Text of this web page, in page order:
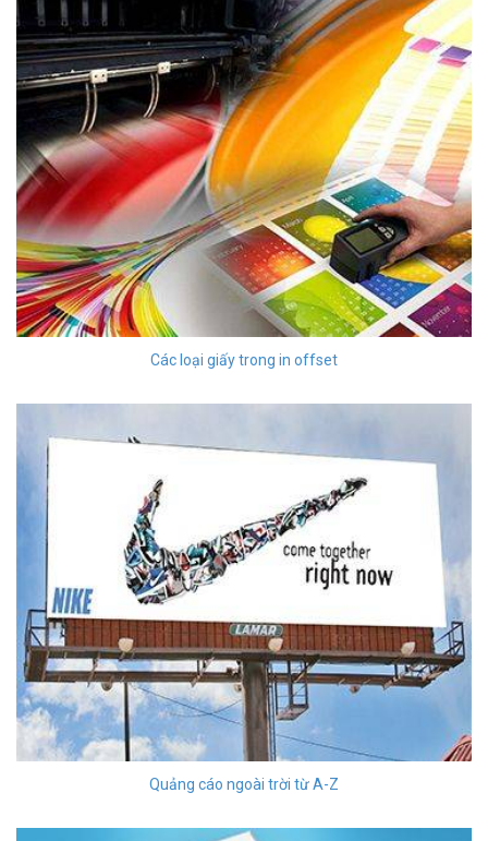
Các loại giấy trong in offset
Quảng cáo ngoài trời từ A-Z